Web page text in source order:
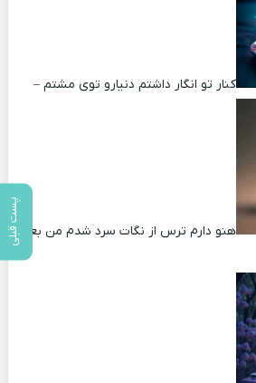
پست قبلی
کنار تو انگار داشتم دنیارو توی مشتم –
هنو دارم ترس از نگات سرد شدم من بعد